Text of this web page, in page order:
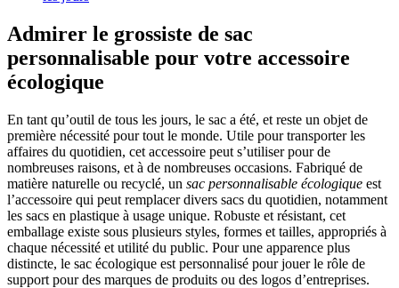
Admirer le grossiste de sac
personnalisable pour votre accessoire
écologique
En tant qu’outil de tous les jours, le sac a été, et reste un objet de
première nécessité pour tout le monde. Utile pour transporter les
affaires du quotidien, cet accessoire peut s’utiliser pour de
nombreuses raisons, et à de nombreuses occasions. Fabriqué de
matière naturelle ou recyclé, un sac personnalisable écologique est
l’accessoire qui peut remplacer divers sacs du quotidien, notamment
les sacs en plastique à usage unique. Robuste et résistant, cet
emballage existe sous plusieurs styles, formes et tailles, appropriés à
chaque nécessité et utilité du public. Pour une apparence plus
distincte, le sac écologique est personnalisé pour jouer le rôle de
support pour des marques de produits ou des logos d’entreprises.